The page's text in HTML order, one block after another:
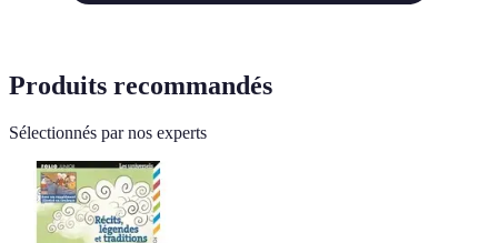
Produits recommandés
Sélectionnés par nos experts